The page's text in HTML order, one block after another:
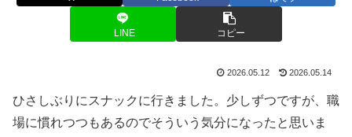
LINE コピー
2026.05.12 2026.05.14
ひさしぶりにスナックに行きました。少しずつですが、職
場に慣れつつもあるのでそういう気分になったと思いま